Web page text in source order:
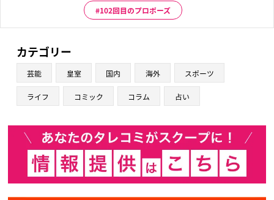
102回目のプロポーズ
カテゴリー
芸能 皇室 国内 海外 スポーツ
ライフ コミック コラム 占い